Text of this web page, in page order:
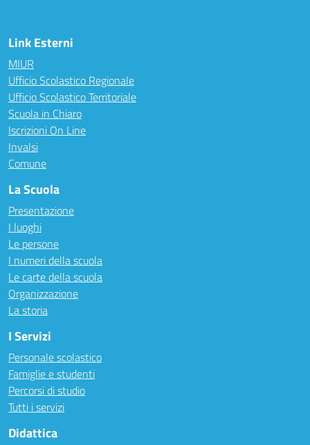
Link Esterni
MIUR
Ufficio Scolastico Regionale
Ufficio Scolastico Territoriale
Scuola in Chiaro
Iscrizioni On Line
Invalsi
Comune
La Scuola
Presentazione
I luoghi
Le persone
I numeri della scuola
Le carte della scuola
Organizzazione
La storia
I Servizi
Personale scolastico
Famiglie e studenti
Percorsi di studio
Tutti i servizi
Didattica